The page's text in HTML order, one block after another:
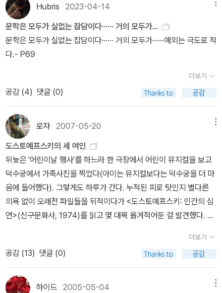
뿐만 아니라 형식적인 면에서도 굉장히 파격적인 책이라고 하는데,
원서로 읽은 것이 아니라 형식은 잘 모르겠지만서도 100년 전에 살
았던 사람에게서 나온 생각치고 기똥찬 것들이 꽤 있다. 스스로 고독
을 택했다고 믿는 지친 영혼들에게, 작은 위로가 되어줄 만한 책이다.
Hubris 2023-04-14
문학은 모두가 실없는 잡담이다······ 거의 모두가...
문학은 모두가 실없는 잡담이다······ 거의 모두가······예외는 극도로 적
다.- P69
더보기
공감 (4) 댓글 (0)
로쟈 2007-05-20
도스토예프스키의 세 여인
뒤늦은 '어린이날 행사'를 하느라 한 극장에서 어린이 뮤지컬을 보고
덕수궁에서 가족사진을 찍었다(아이는 뮤지컬보다는 덕수궁을 더 마
음에 들어했다). 그렇게도 하루가 간다. 누적된 피로 탓인지 별다른
의욕 없이 오래전 파일들을 뒤적이다가 <도스토예프스키: 인간의 심
연>(신구문화사, 1974)를 읽고 몇 대목 옮겨적어둔 걸 발견했다. 책
지금은 모르겠지만몇 년 전까지만 해도 대형서점들에서 구할 수 있는
책이었다). 책은 저자와 역자가 모두 눈에 띄는데, 먼저 역자는 소설
가이자 국문학자였던 백사 전광용(1919-1989) 선생이다. <꺼삐딴
리>의 작가 말이다(아는 사람은 알겠지만 '꺼삐딴'은 '캡틴'의 러시아
더보기
공감 (13) 댓글 (0)
하이드 2005-05-04